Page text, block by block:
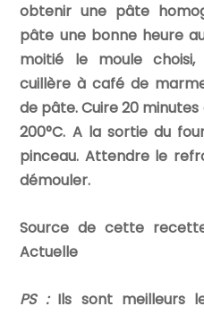
obtenir une pâte
pâte une bonne heure
moitié le moule
cuillère à café de
de pâte. Cuire 20
200°C. A la sortie du
pinceau. Attendre le
démouler.
Source de cette
Actuelle
PS :Ils sont meilleurs le